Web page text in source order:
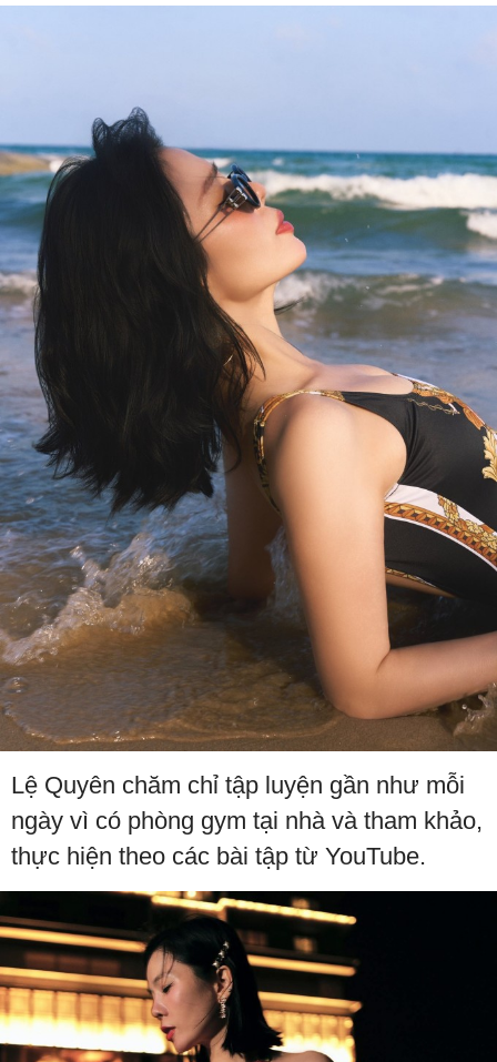
Lệ Quyên chăm chỉ tập luyện gần như mỗi
ngày vì có phòng gym tại nhà và tham khảo,
thực hiện theo các bài tập từ YouTube.